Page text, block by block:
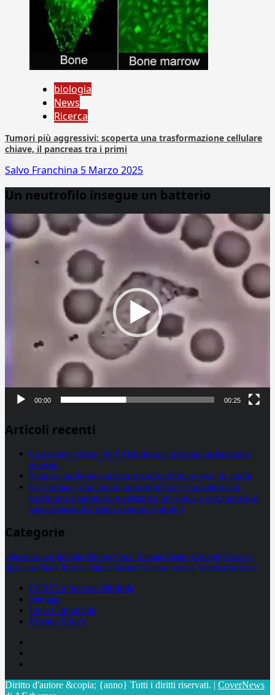
biologia
News
Ricerca
Tumori più aggressivi: scoperta una trasformazione cellulare
chiave, il pancreas tra i primi
Salvo Franchina 5 Marzo 2025
Un neutrofilo insegue un batterio
Player
00:00 00:25
Articoli recenti
La proteina chiave dell’Alzheimer si propaga utilizzando i
neuroni
Statine: inutilmente attribuiti molti effetti avversi, lo studio
Un farmaco, due nuove opportunità per le pazienti con
carcinoma mammario metastatico hr+/her2- e con tumore al
seno metastatico triplo negativo (mtnbc)
Categorie
alimentazione biologia Biology Com. Stampa Epatiti featured Genetica
Medicina News Ricerca Salute Science Scienza vaccini Veterinaria video
CCSVI e Sclerosi Multipla
Sitemap
Invia Comunicati
Privacy Policy
Diritto d'autore &copia; {anno} Tutti i diritti riservati. | CoverNews